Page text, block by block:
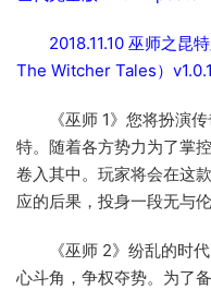
2018.11.10 巫师之昆
The Witcher Tales）
《巫师 1》您将扮演
特。随着各方势力为了掌
卷入其中。玩家将会在这
应的后果，投身一段无与伦
《巫师 2》纷乱的时
心斗角，争权夺势。为了